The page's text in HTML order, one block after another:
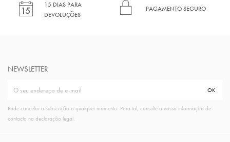
15 DIAS PARA
DEVOLUÇÕES
PAGAMENTO SEGURO
NEWSLETTER
Pode cancelar a subscrição a qualquer momento. Para tal, consulte a nossa informação de
contacto na declaração legal.